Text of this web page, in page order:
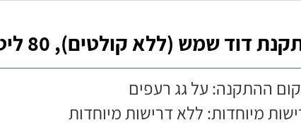
דוד שמש (ללא קולטים), 80 ליטר
ההתקנה: על גג רעפים
מיוחדות: ללא דרישות מיוחדות